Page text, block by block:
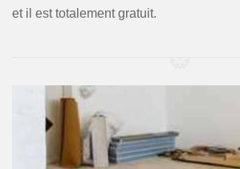
et il est totalement gratuit.